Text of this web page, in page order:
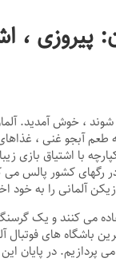
،
شوند ، خوش آمدید.
آبجو غنی ،
با اشتیاق بازی
رگهای کشور پالس
آلمانی را به
می کنند و یک
باشگاه های
پردازیم. در پایان